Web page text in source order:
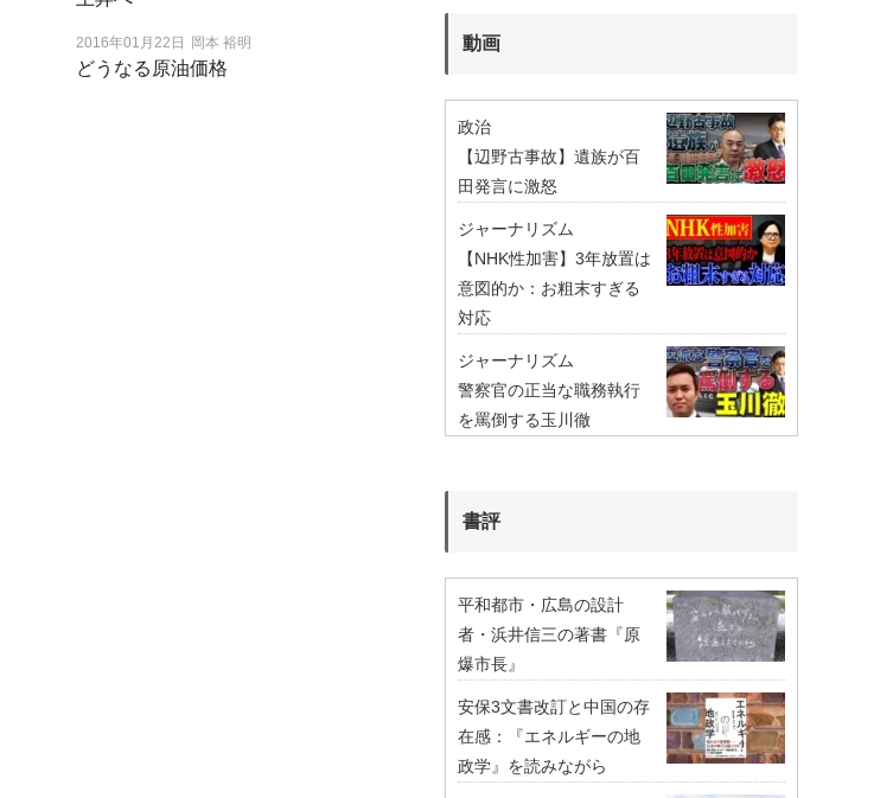
2016年01月22日 岡本 裕明
どうなる原油価格
動画
政治
【辺野古事故】遺族が百
田発言に激怒
ジャーナリズム
【NHK性加害】3年放置は
意図的か：お粗末すぎる
対応
ジャーナリズム
警察官の正当な職務執行
を罵倒する玉川徹
書評
平和都市・広島の設計
者・浜井信三の著書『原
爆市長』
安保3文書改訂と中国の存
在感：『エネルギーの地
政学』を読みながら